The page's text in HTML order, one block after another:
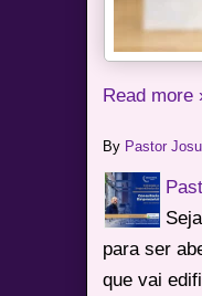
Read more
By Pastor
para ser
que vai